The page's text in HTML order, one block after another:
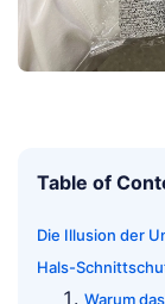
Table of
Die Illusion der
Hals-
Warum